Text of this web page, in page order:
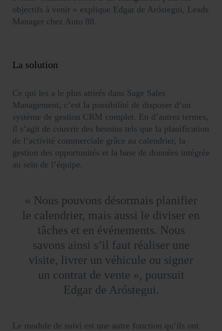
objectifs à venir » explique Edgar de Aróstegui, Leads
Manager chez Auto 88.
La solution
Ce qui les a le plus attirés dans Sage Sales
Management, c’est la possibilité de disposer d’un
système de gestion CRM complet. En d’autres termes,
il s’agit de couvrir des besoins tels que la planification
de l’activité commerciale grâce au calendrier, la
gestion des opportunités et la base de données intégrée
au sein de l’équipe.
« Nous pouvons désormais planifier
le calendrier, mais aussi le diviser en
tâches et en événements. Nous
savons ainsi s’il faut réaliser une
visite, livrer un véhicule ou signer
un contrat de vente », poursuit
Edgar de Aróstegui.
Le module de suivi est une autre fonction qu’ils ont